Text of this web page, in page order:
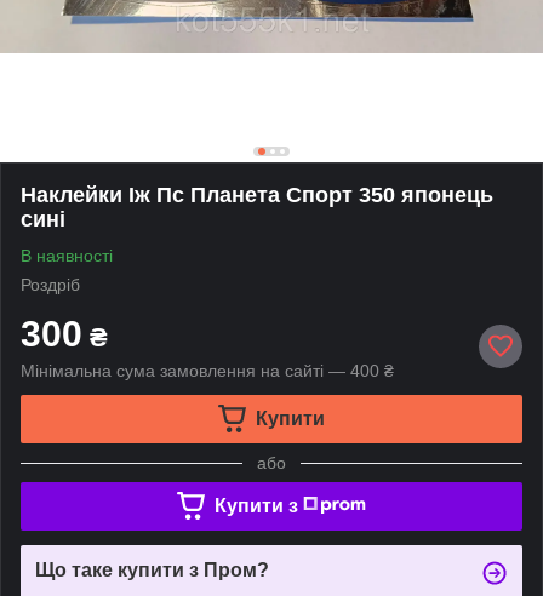
Наклейки Іж Пс Планета Спорт 350 японець
сині
В наявності
Роздріб
300 ₴
Мінімальна сума замовлення на сайті — 400 ₴
Купити
або
Купити з
Що таке купити з Пром?